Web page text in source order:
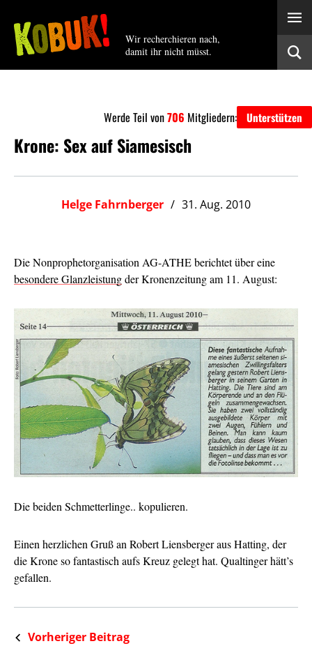
Wir recherchieren nach,
damit ihr nicht müsst.
Werde Teil von706 Mitgliedern: Unterstützen
Krone: Sex auf Siamesisch
Helge Fahrnberger 31. Aug. 2010
Die Nonprophetorganisation AG-ATHE berichtet über eine
besondere Glanzleistungder Kronenzeitung am 11. August:
Die beiden Schmetterlinge.. kopulieren.
Einen herzlichen Gruß an Robert Liensberger aus Hatting, der
die Krone so fantastisch aufs Kreuz gelegt hat. Qualtinger hätt’s
gefallen.
Vorheriger Beitrag